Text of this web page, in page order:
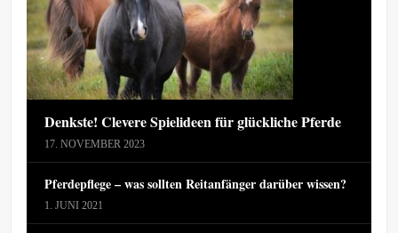
Denkste! Clevere Spielideen für glückliche Pferde
17. NOVEMBER 2023
Pferdepflege – was sollten Reitanfänger darüber wissen?
1. JUNI 2021